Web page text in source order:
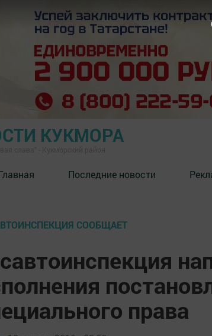
КУКМОРА
Последние новости
СООБЩАЕТ
права